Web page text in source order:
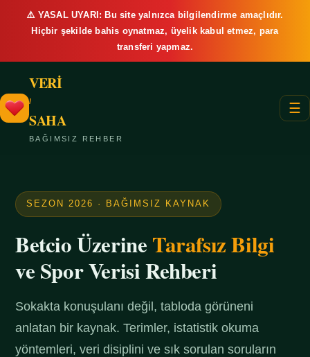
⚠️ YASAL UYARI: Bu site yalnızca bilgilendirme amaçlıdır.
Hiçbir şekilde bahis oynatmaz, üyelik kabul etmez, para
transferi yapmaz.
VERİ
/
SAHA
BAĞIMSIZ REHBER
☰
SEZON 2026 · BAĞIMSIZ KAYNAK
Betcio ÜzerineTarafsız Bilgi
ve Spor Verisi Rehberi
Sokakta konuşulanı değil, tabloda görüneni
anlatan bir kaynak. Terimler, istatistik okuma
yöntemleri, veri disiplini ve sık sorulan soruların